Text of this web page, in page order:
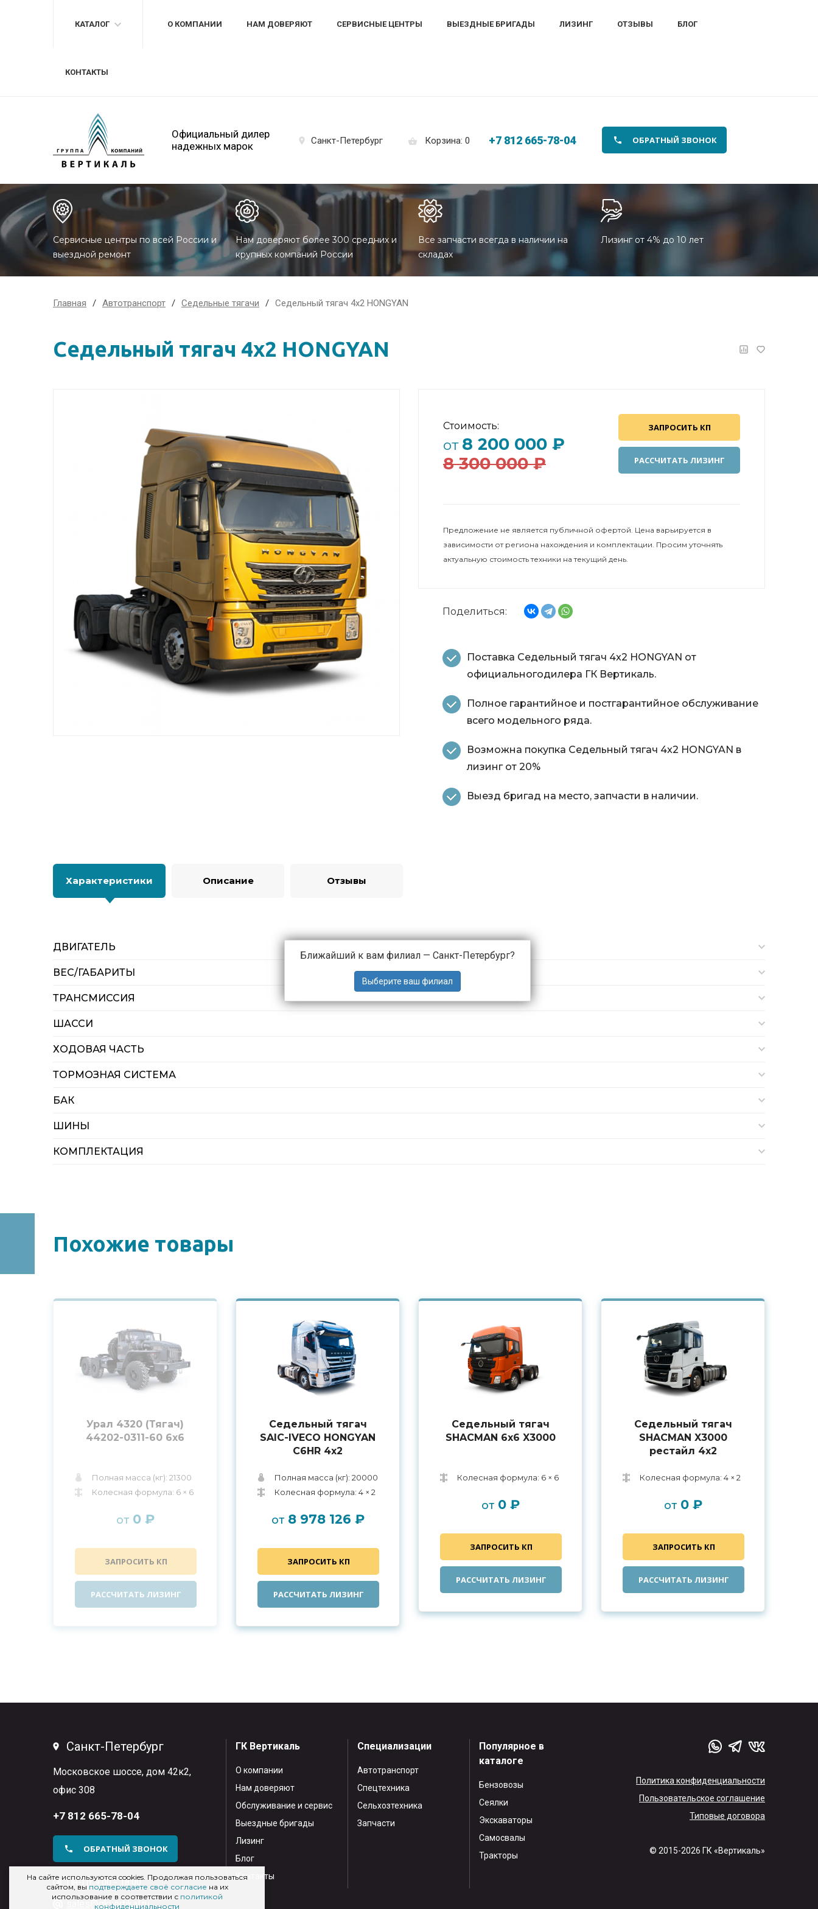
КАТАЛОГ О КОМПАНИИ НАМ ДОВЕРЯЮТ СЕРВИСНЫЕ ЦЕНТРЫ ВЫЕЗДНЫЕ БРИГАДЫ ЛИЗИНГ ОТЗЫВЫ БЛОГ
КОНТАКТЫ
Официальный дилер
надежных марок
Санкт-Петербург
Ближайший к вам филиал — Санкт-Петербург?
Корзина: 0 +7 812 665-78-04 ОБРАТНЫЙ ЗВОНОК
Сервисные центры по всей России и
выездной ремонт
Нам доверяют более 300 средних и
крупных компаний России
Все запчасти всегда в наличии на
складах
Лизинг от 4% до 10 лет
Главная Автотранспорт Седельные тягачи Седельный тягач 4x2 HONGYAN
Седельный тягач 4x2 HONGYAN
Стоимость:
от 8 200 000 ₽
8 300 000 ₽
ЗАПРОСИТЬ КП
РАССЧИТАТЬ ЛИЗИНГ
Предложение не является публичной офертой. Цена варьируется в
зависимости от региона нахождения и комплектации. Просим уточнять
актуальную стоимость техники на текущий день.
Поделиться:
Поставка Седельный тягач 4x2 HONGYAN от
официальногодилера ГК Вертикаль.
Полное гарантийное и постгарантийное обслуживание
всего модельного ряда.
Возможна покупка Седельный тягач 4x2 HONGYAN в
лизинг от 20%
Выезд бригад на место, запчасти в наличии.
Характеристики Описание Отзывы
ДВИГАТЕЛЬ
ВЕС/ГАБАРИТЫ
ТРАНСМИССИЯ
ШАССИ
ХОДОВАЯ ЧАСТЬ
ТОРМОЗНАЯ СИСТЕМА
БАК
ШИНЫ
КОМПЛЕКТАЦИЯ
Похожие товары
Урал 4320 (Тягач)
44202-0311-60 6x6
Полная масса (кг): 21300
Колесная формула: 6 × 6
от 0 ₽
ЗАПРОСИТЬ КП
РАССЧИТАТЬ ЛИЗИНГ
Седельный тягач
SAIC-IVECO HONGYAN
C6HR 4х2
Полная масса (кг): 20000
Колесная формула: 4 × 2
от 8 978 126 ₽
ЗАПРОСИТЬ КП
РАССЧИТАТЬ ЛИЗИНГ
Седельный тягач
SHACMAN 6х6 X3000
Колесная формула: 6 × 6
от 0 ₽
ЗАПРОСИТЬ КП
РАССЧИТАТЬ ЛИЗИНГ
Седельный тягач
SHACMAN X3000
рестайл 4x2
Колесная формула: 4 × 2
от 0 ₽
ЗАПРОСИТЬ КП
РАССЧИТАТЬ ЛИЗИНГ
Санкт-Петербург
Московское шоссе, дом 42к2,
офис 308
+7 812 665-78-04
ОБРАТНЫЙ ЗВОНОК
Пн-Пт 9:00 - 18:00
sales@gkvertikal.ru
ГК Вертикаль
О компании
Нам доверяют
Обслуживание и сервис
Выездные бригады
Лизинг
Блог
Контакты
Специализации
Автотранспорт
Спецтехника
Сельхозтехника
Запчасти
Популярное в
каталоге
Бензовозы
Сеялки
Экскаваторы
Самосвалы
Тракторы
Политика конфиденциальности
Пользовательское соглашение
Типовые договора
© 2015-2026 ГК «Вертикаль»
На сайте используются cookies. Продолжая пользоваться
сайтом, вы подтверждаете своё согласие на их
использование в соответствии с политикой
конфиденциальности